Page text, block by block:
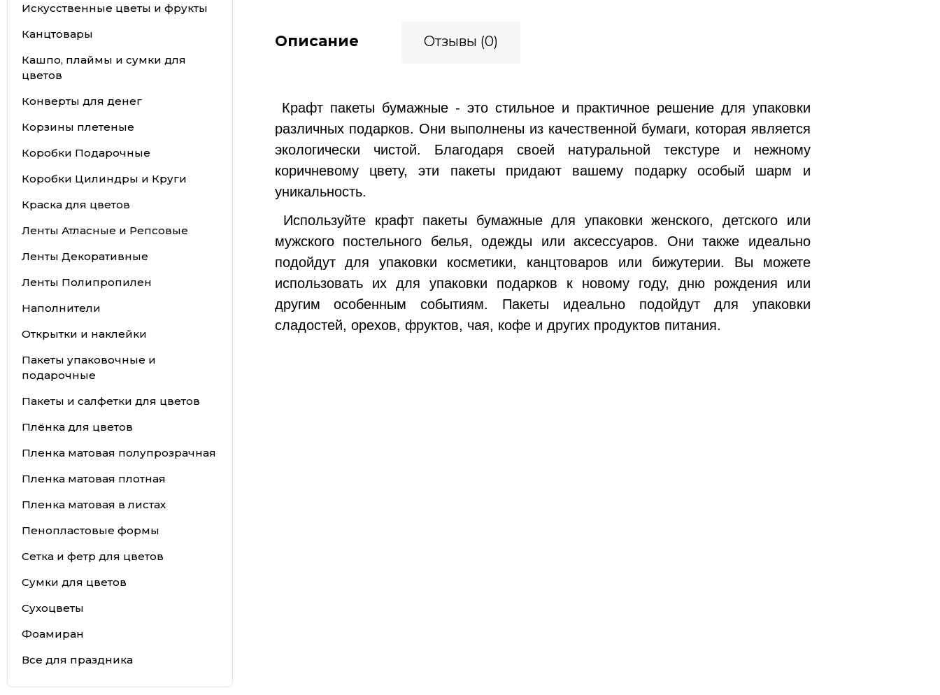
Искусственные цветы и фрукты
Канцтовары
Кашпо, плаймы и сумки для
цветов
Конверты для денег
Корзины плетеные
Коробки Подарочные
Коробки Цилиндры и Круги
Краска для цветов
Ленты Атласные и Репсовые
Ленты Декоративные
Ленты Полипропилен
Наполнители
Открытки и наклейки
Пакеты упаковочные и
подарочные
Пакеты и салфетки для цветов
Плёнка для цветов
Пленка матовая полупрозрачная
Пленка матовая плотная
Пленка матовая в листах
Пенопластовые формы
Сетка и фетр для цветов
Сумки для цветов
Сухоцветы
Фоамиран
Все для праздника
Описание Отзывы (0)
Крафт пакеты бумажные - это стильное и практичное решение для упаковки
различных подарков. Они выполнены из качественной бумаги, которая является
экологически чистой. Благодаря своей натуральной текстуре и нежному
коричневому цвету, эти пакеты придают вашему подарку особый шарм и
уникальность.
Используйте крафт пакеты бумажные для упаковки женского, детского или
мужского постельного белья, одежды или аксессуаров. Они также идеально
подойдут для упаковки косметики, канцтоваров или бижутерии. Вы можете
использовать их для упаковки подарков к новому году, дню рождения или
другим особенным событиям. Пакеты идеально подойдут для упаковки
сладостей, орехов, фруктов, чая, кофе и других продуктов питания.